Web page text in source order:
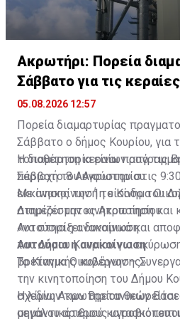
Ακρωτήρι: Πορεία
Σάββατο για τις
05.08.2026 12:57
Πορεία διαμαρτυρίας
Σάββατο ο δήμος Κουρίου, για
τοποθέτηση κεραίων από τις
περιοχή του Ακρωτηρίου.
Η διαμαρτυρία είναι
Σάββατο 8 Αυγούστου στις
εκκίνησης την 1η είσοδο του
Διαμερίσματος Ακρωτηρίου.
Με ανακοίνωσή το Κίνημα
στηρίζει την κινητοποίηση
«να στηρίξει δυναμικά και
του Δήμου Κουρίου για
βρετανικής κυβέρνησης».
Αυτούσια η ανακοίνωση
Αυτούσια η ανακοίνωση
Το Κίνημα Οικολόγων –
την κινητοποίηση του Δήμου
σχεδίων των Βρετανικών
μεγάλου αριθμού
Η λίμνη Ακρωτηρίου
σημαντικότερους